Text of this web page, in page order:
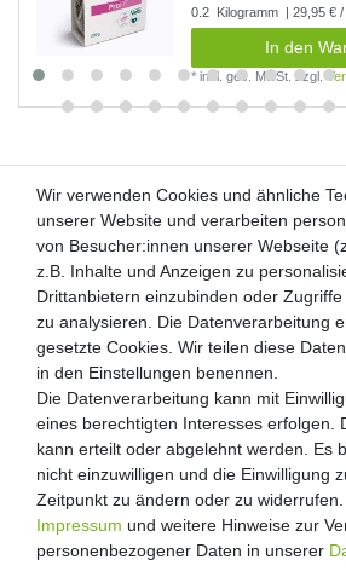
0.2 Kilogramm | 29,95 €
In den
*inkl. ges. MwSt. zzgl.
Kunden-Anfragen:
Über uns
Zahlung und Versand
Retouren
Zooheld Blog
Widerrufsrecht
Vertrag widerrufen
Geschäftsbedingungen
Impressum
Wir verwenden Cookies und ähnliche
unserer Website und verarbeiten
von Besucher:innen unserer Webseite
z.B. Inhalte und Anzeigen zu
Drittanbietern einzubinden oder
zu analysieren. Die Datenverarbeitung
gesetzte Cookies. Wir teilen diese
in den Einstellungen benennen.
Die Datenverarbeitung kann mit
eines berechtigten Interesses erfolgen.
kann erteilt oder abgelehnt werden. Es
nicht einzuwilligen und die Einwilligung
Zeitpunkt zu ändern oder zu
Impressum und weitere Hinweise zur
personenbezogener Daten in unserer
Wir verwenden Cookies und ähnliche
unserer Website und verarbeiten
von Besucher:innen unserer Webseite
z.B. Inhalte und Anzeigen zu
Drittanbietern einzubinden oder
zu analysieren. Die Datenverarbeitung
gesetzte Cookies. Wir teilen diese
in den Einstellungen benennen.
Die Datenverarbeitung kann mit
eines berechtigten Interesses erfolgen.
kann erteilt oder abgelehnt werden. Es
nicht einzuwilligen und die Einwilligung
Zeitpunkt zu ändern oder zu
Impressum und weitere Hinweise zur
personenbezogener Daten in unserer